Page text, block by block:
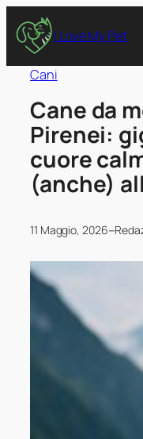
I Love My Pet
Cani
Cane da
Pirenei:
cuore
(anche)
11 Maggio, 2026–